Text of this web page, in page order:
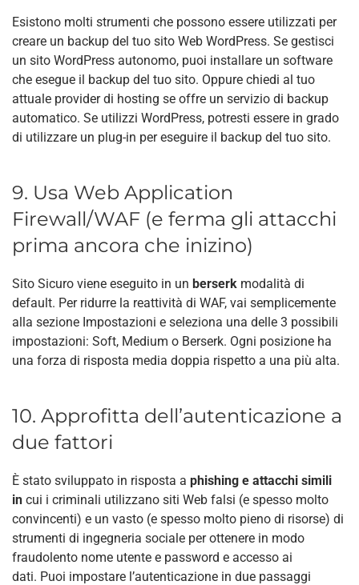
Esistono molti strumenti che possono essere utilizzati per
creare un backup del tuo sito Web WordPress. Se gestisci
un sito WordPress autonomo, puoi installare un software
che esegue il backup del tuo sito. Oppure chiedi al tuo
attuale provider di hosting se offre un servizio di backup
automatico. Se utilizzi WordPress, potresti essere in grado
di utilizzare un plug-in per eseguire il backup del tuo sito.
9. Usa Web Application
Firewall/WAF (e ferma gli attacchi
prima ancora che inizino)
Sito Sicuro viene eseguito in un berserk modalità di
default. Per ridurre la reattività di WAF, vai semplicemente
alla sezione Impostazioni e seleziona una delle 3 possibili
impostazioni: Soft, Medium o Berserk. Ogni posizione ha
una forza di risposta media doppia rispetto a una più alta.
10. Approfitta dell’autenticazione a
due fattori
È stato sviluppato in risposta a phishing e attacchi simili
in cui i criminali utilizzano siti Web falsi (e spesso molto
convincenti) e un vasto (e spesso molto pieno di risorse) di
strumenti di ingegneria sociale per ottenere in modo
fraudolento nome utente e password e accesso ai
dati. Puoi impostare l’autenticazione in due passaggi